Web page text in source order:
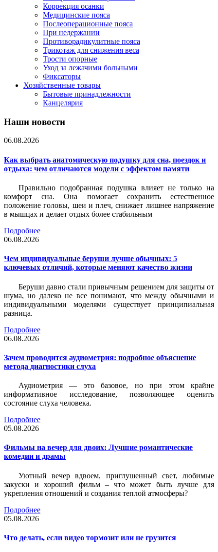
Коррекция осанки
Медицинские пояса
Послеоперационные пояса
При недержании
Противорадикулитные пояса
Трикотаж для снижения веса
Трости опорные
Уход за лежачими больными
Фиксаторы
Хозяйственные товары
Бытовые принадлежности
Канцелярия
Наши новости
06.08.2026
Как выбрать анатомическую подушку для сна, поездок и
отдыха: чем отличаются модели с эффектом памяти
Правильно подобранная подушка влияет не только на
комфорт сна. Она помогает сохранить естественное
положение головы, шеи и плеч, снижает лишнее напряжение
в мышцах и делает отдых более стабильным
Подробнее
06.08.2026
Чем индивидуальные беруши лучше обычных: 5
ключевых отличий, которые меняют качество жизни
Беруши давно стали привычным решением для защиты от
шума, но далеко не все понимают, что между обычными и
индивидуальными моделями существует принципиальная
разница.
Подробнее
06.08.2026
Зачем проводится аудиометрия: подробное объяснение
метода диагностики слуха
Аудиометрия — это базовое, но при этом крайне
информативное исследование, позволяющее оценить
состояние слуха человека.
Подробнее
05.08.2026
Фильмы на вечер для двоих: Лучшие романтические
комедии и драмы
Уютный вечер вдвоем, приглушенный свет, любимые
закуски и хороший фильм – что может быть лучше для
укрепления отношений и создания теплой атмосферы?
Подробнее
05.08.2026
Что делать, если видео тормозит или не грузится